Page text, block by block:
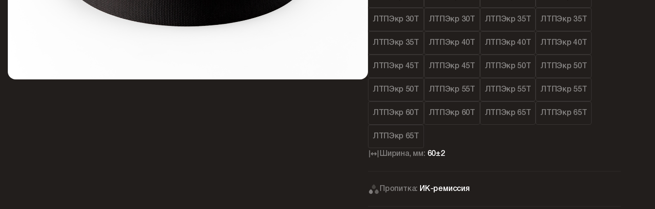
ЛТПЭкр 30Т ЛТПЭкр 30Т ЛТПЭкр 35Т ЛТПЭкр 35Т
ЛТПЭкр 35Т ЛТПЭкр 40Т ЛТПЭкр 40Т ЛТПЭкр 40Т
ЛТПЭкр 45Т ЛТПЭкр 45Т ЛТПЭкр 50Т ЛТПЭкр 50Т
ЛТПЭкр 50Т ЛТПЭкр 55Т ЛТПЭкр 55Т ЛТПЭкр 55Т
ЛТПЭкр 60Т ЛТПЭкр 60Т ЛТПЭкр 65Т ЛТПЭкр 65Т
ЛТПЭкр 65Т
Ширина, мм: 60±2
Пропитка: ИК-ремиссия